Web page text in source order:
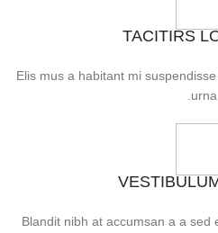
TACITIRS
Elis mus a habitant mi
urna.
Blandit nibh at accumsan a a sed